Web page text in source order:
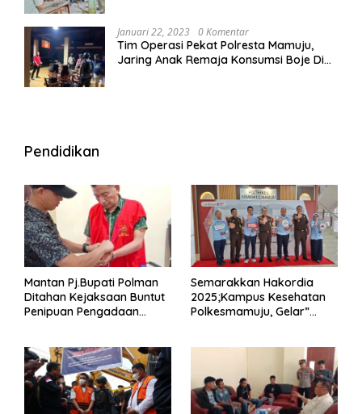
Januari 22, 2023 0 Komentar
Tim Operasi Pekat Polresta Mamuju,
Jaring Anak Remaja Konsumsi Boje Di
Pendidikan
Mantan Pj.Bupati Polman
Ditahan Kejaksaan Buntut
Penipuan Pengadaan
Semarakkan Hakordia
2025;Kampus Kesehatan
Polkesmamuju, Gelar”